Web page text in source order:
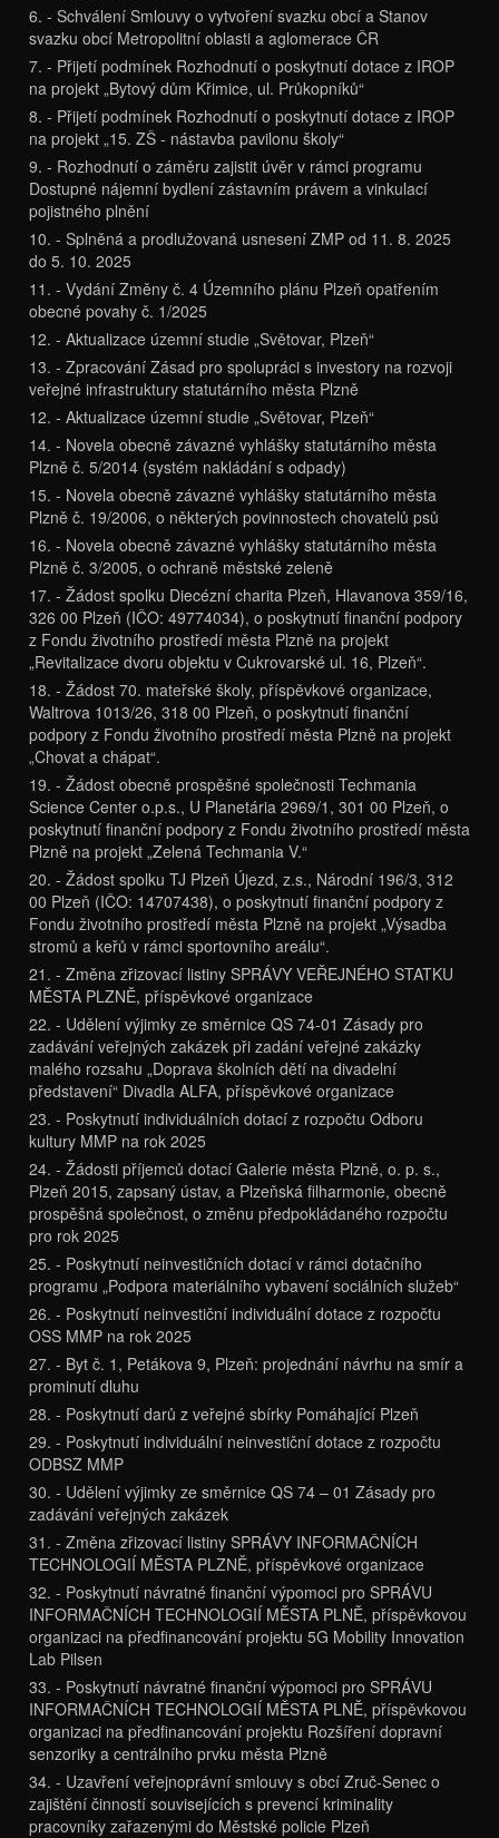
6. - Schválení Smlouvy o vytvoření svazku obcí a Stanov
svazku obcí Metropolitní oblasti a aglomerace ČR
7. - Přijetí podmínek Rozhodnutí o poskytnutí dotace z IROP
na projekt „Bytový dům Křimice, ul. Průkopníků“
8. - Přijetí podmínek Rozhodnutí o poskytnutí dotace z IROP
na projekt „15. ZŠ - nástavba pavilonu školy“
9. - Rozhodnutí o záměru zajistit úvěr v rámci programu
Dostupné nájemní bydlení zástavním právem a vinkulací
pojistného plnění
10. - Splněná a prodlužovaná usnesení ZMP od 11. 8. 2025
do 5. 10. 2025
11. - Vydání Změny č. 4 Územního plánu Plzeň opatřením
obecné povahy č. 1/2025
12. - Aktualizace územní studie „Světovar, Plzeň“
13. - Zpracování Zásad pro spolupráci s investory na rozvoji
veřejné infrastruktury statutárního města Plzně
12. - Aktualizace územní studie „Světovar, Plzeň“
14. - Novela obecně závazné vyhlášky statutárního města
Plzně č. 5/2014 (systém nakládání s odpady)
15. - Novela obecně závazné vyhlášky statutárního města
Plzně č. 19/2006, o některých povinnostech chovatelů psů
16. - Novela obecně závazné vyhlášky statutárního města
Plzně č. 3/2005, o ochraně městské zeleně
17. - Žádost spolku Diecézní charita Plzeň, Hlavanova 359/16,
326 00 Plzeň (IČO: 49774034), o poskytnutí finanční podpory
z Fondu životního prostředí města Plzně na projekt
„Revitalizace dvoru objektu v Cukrovarské ul. 16, Plzeň“.
18. - Žádost 70. mateřské školy, příspěvkové organizace,
Waltrova 1013/26, 318 00 Plzeň, o poskytnutí finanční
podpory z Fondu životního prostředí města Plzně na projekt
„Chovat a chápat“.
19. - Žádost obecně prospěšné společnosti Techmania
Science Center o.p.s., U Planetária 2969/1, 301 00 Plzeň, o
poskytnutí finanční podpory z Fondu životního prostředí města
Plzně na projekt „Zelená Techmania V.“
20. - Žádost spolku TJ Plzeň Újezd, z.s., Národní 196/3, 312
00 Plzeň (IČO: 14707438), o poskytnutí finanční podpory z
Fondu životního prostředí města Plzně na projekt „Výsadba
stromů a keřů v rámci sportovního areálu“.
21. - Změna zřizovací listiny SPRÁVY VEŘEJNÉHO STATKU
MĚSTA PLZNĚ, příspěvkové organizace
22. - Udělení výjimky ze směrnice QS 74-01 Zásady pro
zadávání veřejných zakázek při zadání veřejné zakázky
malého rozsahu „Doprava školních dětí na divadelní
představení“ Divadla ALFA, příspěvkové organizace
23. - Poskytnutí individuálních dotací z rozpočtu Odboru
kultury MMP na rok 2025
24. - Žádosti příjemců dotací Galerie města Plzně, o. p. s.,
Plzeň 2015, zapsaný ústav, a Plzeňská filharmonie, obecně
prospěšná společnost, o změnu předpokládaného rozpočtu
pro rok 2025
25. - Poskytnutí neinvestičních dotací v rámci dotačního
programu „Podpora materiálního vybavení sociálních služeb“
26. - Poskytnutí neinvestiční individuální dotace z rozpočtu
OSS MMP na rok 2025
27. - Byt č. 1, Petákova 9, Plzeň: projednání návrhu na smír a
prominutí dluhu
28. - Poskytnutí darů z veřejné sbírky Pomáhající Plzeň
29. - Poskytnutí individuální neinvestiční dotace z rozpočtu
ODBSZ MMP
30. - Udělení výjimky ze směrnice QS 74 – 01 Zásady pro
zadávání veřejných zakázek
31. - Změna zřizovací listiny SPRÁVY INFORMAČNÍCH
TECHNOLOGIÍ MĚSTA PLZNĚ, příspěvkové organizace
32. - Poskytnutí návratné finanční výpomoci pro SPRÁVU
INFORMAČNÍCH TECHNOLOGIÍ MĚSTA PLNĚ, příspěvkovou
organizaci na předfinancování projektu 5G Mobility Innovation
Lab Pilsen
33. - Poskytnutí návratné finanční výpomoci pro SPRÁVU
INFORMAČNÍCH TECHNOLOGIÍ MĚSTA PLNĚ, příspěvkovou
organizaci na předfinancování projektu Rozšíření dopravní
senzoriky a centrálního prvku města Plzně
34. - Uzavření veřejnoprávní smlouvy s obcí Zruč-Senec o
zajištění činností souvisejících s prevencí kriminality
pracovníky zařazenými do Městské policie Plzeň